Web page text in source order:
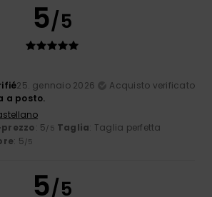
5/5
25. gennaio 2026
Acquisto verificato
a posto.
: 5/5 Taglia: Taglia perfetta
: 5/5
5/5